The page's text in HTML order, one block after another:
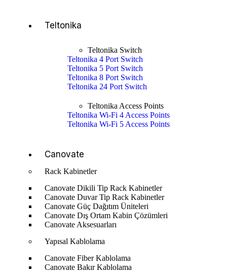
Teltonika
Teltonika Switch
Teltonika 4 Port Switch
Teltonika 5 Port Switch
Teltonika 8 Port Switch
Teltonika 24 Port Switch
Teltonika Access Points
Teltonika Wi-Fi 4 Access Points
Teltonika Wi-Fi 5 Access Points
Canovate
Rack Kabinetler
Canovate Dikili Tip Rack Kabinetler
Canovate Duvar Tip Rack Kabinetler
Canovate Güç Dağıtım Üniteleri
Canovate Dış Ortam Kabin Çözümleri
Canovate Aksesuarları
Yapısal Kablolama
Canovate Fiber Kablolama
Canovate Bakır Kablolama